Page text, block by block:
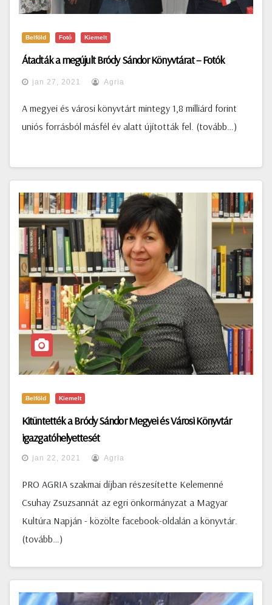
Belföld Fotó Kiemelt
Átadták a megújult Bródy Sándor Könyvtárat – Fotók
jan 27, 2021 Agria
A megyei és városi könyvtárt mintegy 1,8 milliárd forint
uniós forrásból másfél év alatt újították fel. (tovább…)
Belföld Kiemelt
Kitüntették a Bródy Sándor Megyei és Városi Könyvtár
igazgatóhelyettesét
jan 22, 2021 Agria
PRO AGRIA szakmai díjban részesítette Kelemenné
Csuhay Zsuzsannát az egri önkormányzat a Magyar
Kultúra Napján - közölte facebook-oldalán a könyvtár.
(tovább…)